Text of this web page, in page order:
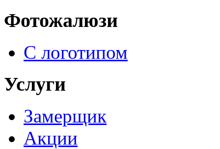
Фотожалюзи
С логотипом
Услуги
Замерщик
Акции